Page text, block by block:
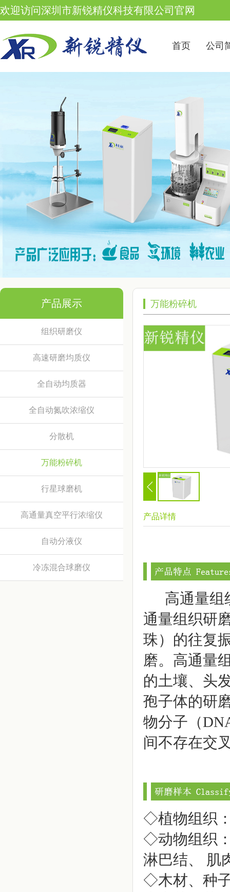
欢迎访问深圳市新锐精仪科技有限公司官网
首页 公司
产品展示
组织研磨仪
高速研磨均质仪
全自动均质器
全自动氮吹浓缩仪
分散机
万能粉碎机
行星球磨机
高通量真空平行浓缩仪
自动分液仪
冷冻混合球磨仪
万能粉碎机
产品详情
高通量组
通量组织研
珠）的往复
磨。高通量
的土壤、头
孢子体的研
物分子（
间不存在交
◇植物组织
◇动物组织
淋巴结、 肌
◇木材、种